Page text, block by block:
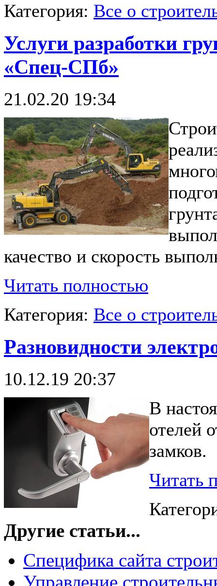
Категория: Все о
Услуги разработки
«Спец-СПб»
21.02.20 19:34
качество и скорость
Читать полностью
Категория: Все о
Разновидности
10.12.19 20:37
В
отелей
замков.
Читать
Другие статьи...
Специфика сайта
Управление